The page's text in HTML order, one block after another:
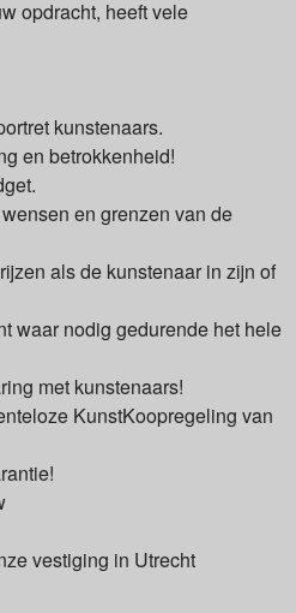
opdracht, heeft vele
kunstenaars.
en betrokkenheid!
en grenzen van de
als de kunstenaar in zijn of
waar nodig gedurende het hele
met kunstenaars!
KunstKoopregeling van
vestiging in Utrecht